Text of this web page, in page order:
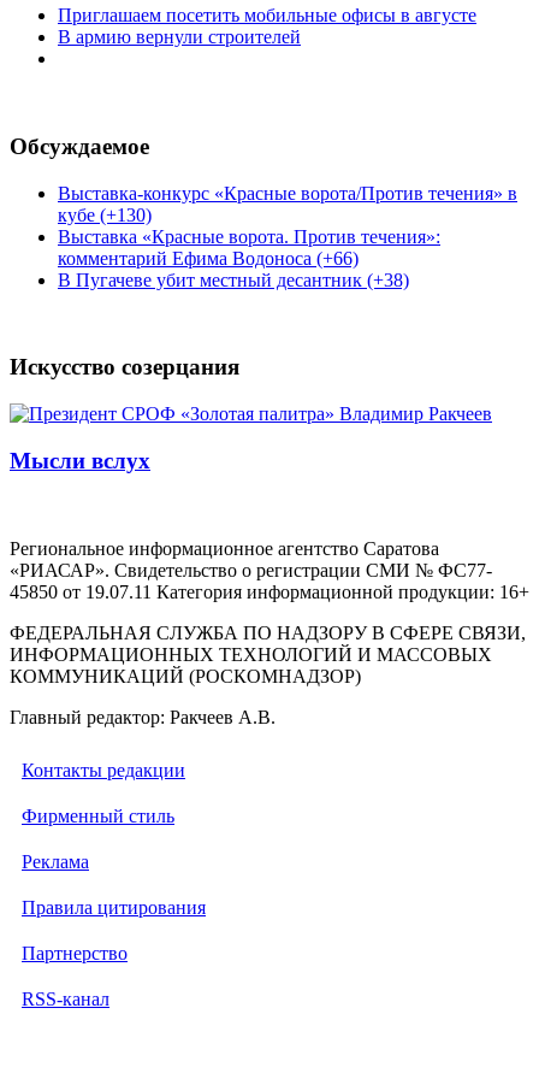
Приглашаем посетить мобильные офисы в августе
В армию вернули строителей
Обсуждаемое
Выставка-конкурс «Красные ворота/Против течения» в
кубе (+130)
Выставка «Красные ворота. Против течения»:
комментарий Ефима Водоноса (+66)
В Пугачеве убит местный десантник (+38)
Искусство созерцания
Мысли вслух
Региональное информационное агентство Саратова
«РИАСАР». Свидетельство о регистрации СМИ № ФС77-
45850 от 19.07.11 Категория информационной продукции: 16+
ФЕДЕРАЛЬНАЯ СЛУЖБА ПО НАДЗОРУ В СФЕРЕ СВЯЗИ,
ИНФОРМАЦИОННЫХ ТЕХНОЛОГИЙ И МАССОВЫХ
КОММУНИКАЦИЙ (РОСКОМНАДЗОР)
Главный редактор: Ракчеев А.В.
Контакты редакции
Фирменный стиль
Реклама
Правила цитирования
Партнерство
RSS-канал